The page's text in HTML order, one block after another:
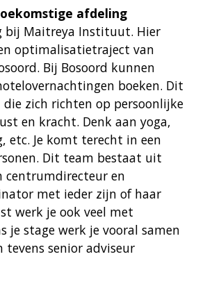
afdeling
bij Maitreya Instituut. Hier
optimalisatietraject van
Bij Bosoord kunnen
boeken. Dit
die zich richten op persoonlijke
en kracht. Denk aan yoga,
etc. Je komt terecht in een
Dit team bestaat uit
centrumdirecteur en
met ieder zijn of haar
werk je ook veel met
je stage werk je vooral samen
senior adviseur